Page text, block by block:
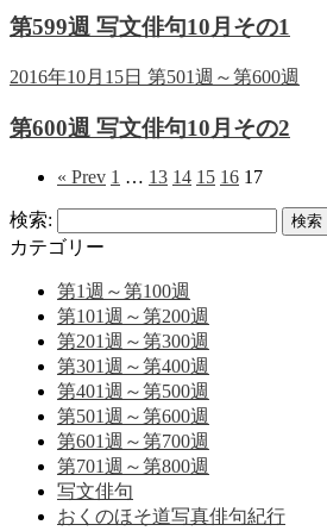
第599週 写文俳句10月その1
2016年10月15日 第501週～第600週
第600週 写文俳句10月その2
« Prev 1 … 13 14 15 16 17
検索:
カテゴリー
第1週～第100週
第101週～第200週
第201週～第300週
第301週～第400週
第401週～第500週
第501週～第600週
第601週～第700週
第701週～第800週
写文俳句
おくのほそ道写真俳句紀行